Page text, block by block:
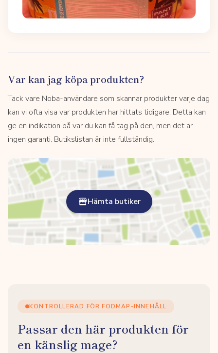
Var kan jag köpa produkten?
Tack vare Noba-användare som skannar produkter varje dag
kan vi ofta visa var produkten har hittats tidigare. Detta kan
ge en indikation på var du kan få tag på den, men det är
ingen garanti. Butikslistan är inte fullständig.
Hämta butiker
KONTROLLERAD FÖR FODMAP-INNEHÅLL
Passar den här produkten för
en känslig mage?